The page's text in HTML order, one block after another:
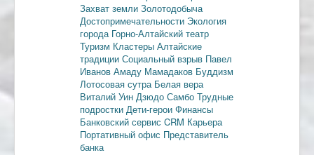
Захват земли Золотодобыча
Достопримечательности Экология
города Горно-Алтайский театр
Туризм Кластеры Алтайские
традиции Социальный взрыв Павел
Иванов Амаду Мамадаков Буддизм
Лотосовая сутра Белая вера
Виталий Уин Дзюдо Самбо Трудные
подростки Дети-герои Финансы
Банковский сервис CRM Карьера
Портативный офис Представитель
банка